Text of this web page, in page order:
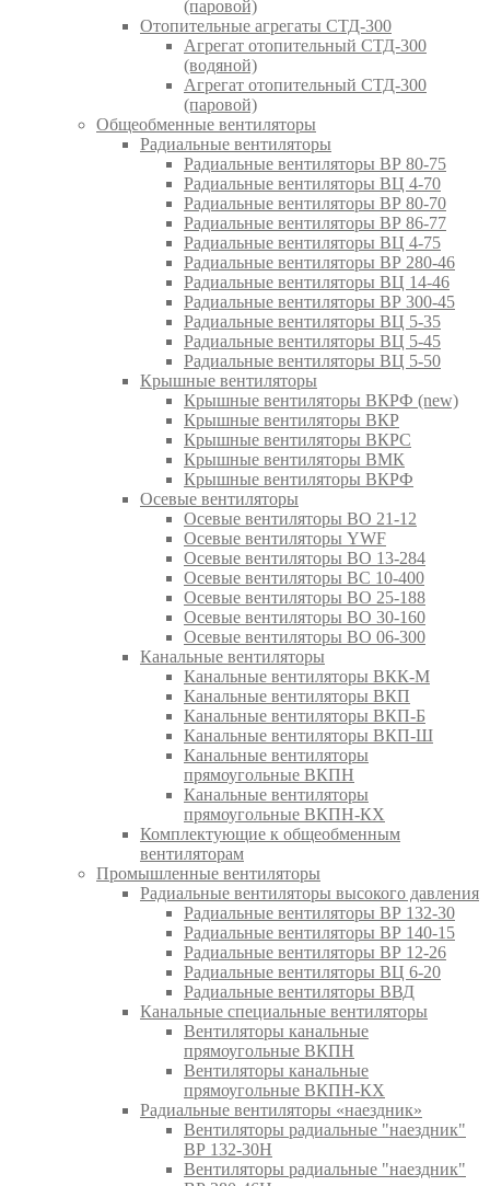
(паровой)
Отопительные агрегаты СТД-300
Агрегат отопительный СТД-300
(водяной)
Агрегат отопительный СТД-300
(паровой)
Общеобменные вентиляторы
Радиальные вентиляторы
Радиальные вентиляторы ВР 80-75
Радиальные вентиляторы ВЦ 4-70
Радиальные вентиляторы ВР 80-70
Радиальные вентиляторы ВР 86-77
Радиальные вентиляторы ВЦ 4-75
Радиальные вентиляторы ВР 280-46
Радиальные вентиляторы ВЦ 14-46
Радиальные вентиляторы ВР 300-45
Радиальные вентиляторы ВЦ 5-35
Радиальные вентиляторы ВЦ 5-45
Радиальные вентиляторы ВЦ 5-50
Крышные вентиляторы
Крышные вентиляторы ВКРФ (new)
Крышные вентиляторы ВКР
Крышные вентиляторы ВКРС
Крышные вентиляторы ВМК
Крышные вентиляторы ВКРФ
Осевые вентиляторы
Осевые вентиляторы ВО 21-12
Осевые вентиляторы YWF
Осевые вентиляторы ВО 13-284
Осевые вентиляторы ВС 10-400
Осевые вентиляторы ВО 25-188
Осевые вентиляторы ВО 30-160
Осевые вентиляторы ВО 06-300
Канальные вентиляторы
Канальные вентиляторы ВКК-М
Канальные вентиляторы ВКП
Канальные вентиляторы ВКП-Б
Канальные вентиляторы ВКП-Ш
Канальные вентиляторы
прямоугольные ВКПН
Канальные вентиляторы
прямоугольные ВКПН-КХ
Комплектующие к общеобменным
вентиляторам
Промышленные вентиляторы
Радиальные вентиляторы высокого давления
Радиальные вентиляторы ВР 132-30
Радиальные вентиляторы ВР 140-15
Радиальные вентиляторы ВР 12-26
Радиальные вентиляторы ВЦ 6-20
Радиальные вентиляторы ВВД
Канальные специальные вентиляторы
Вентиляторы канальные
прямоугольные ВКПН
Вентиляторы канальные
прямоугольные ВКПН-КХ
Радиальные вентиляторы «наездник»
Вентиляторы радиальные "наездник"
ВР 132-30Н
Вентиляторы радиальные "наездник"